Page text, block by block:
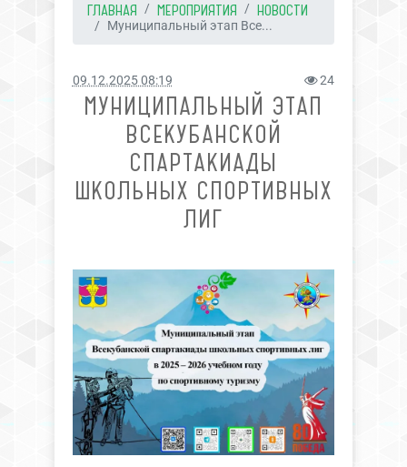
ГЛАВНАЯ МЕРОПРИЯТИЯ НОВОСТИ
Муниципальный этап Все...
09.12.2025 08:19 24
МУНИЦИПАЛЬНЫЙ ЭТАП
ВСЕКУБАНСКОЙ
СПАРТАКИАДЫ
ШКОЛЬНЫХ СПОРТИВНЫХ
ЛИГ